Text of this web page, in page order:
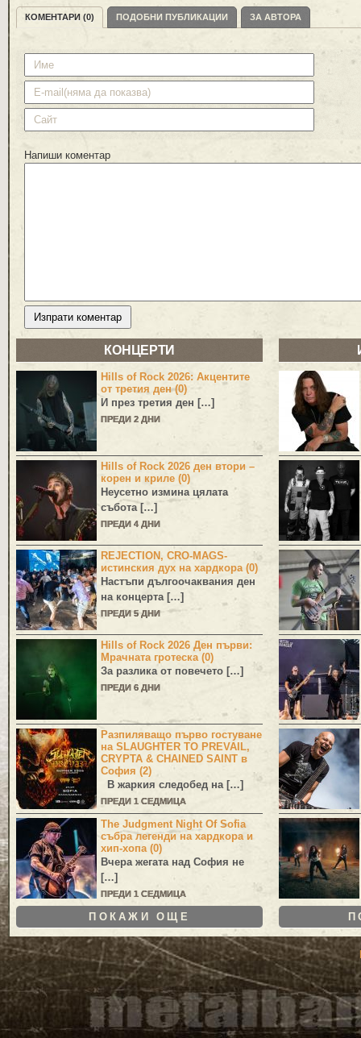
КОМЕНТАРИ (0) ПОДОБНИ ПУБЛИКАЦИИ ЗА АВТОРА
Напиши коментар
КОНЦЕРТИ
Hills of Rock 2026: Акцентите
от третия ден (0)
И през третия ден […]
ПРЕДИ 2 ДНИ
Hills of Rock 2026 ден втори –
корен и криле (0)
Неусетно измина цялата
събота […]
ПРЕДИ 4 ДНИ
REJECTION, CRO-MAGS-
истинския дух на хардкора (0)
Настъпи дългоочаквания ден
на концерта […]
ПРЕДИ 5 ДНИ
Hills of Rock 2026 Ден първи:
Мрачната гротеска (0)
За разлика от повечето […]
ПРЕДИ 6 ДНИ
Разпиляващо първо гостуване
на SLAUGHTER TO PREVAIL,
CRYPTA & CHAINED SAINT в
София (2)
В жаркия следобед на […]
ПРЕДИ 1 СЕДМИЦА
The Judgment Night Of Sofia
събра легенди на хардкора и
хип-хопа (0)
Вчера жегата над София не
[…]
ПРЕДИ 1 СЕДМИЦА
ПОКАЖИ ОЩЕ